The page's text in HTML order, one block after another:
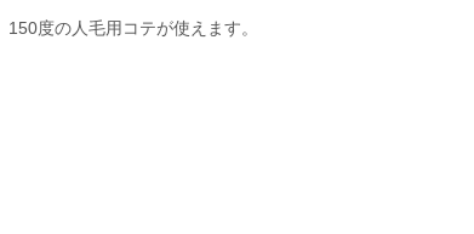
度の人毛用コテが使えます。